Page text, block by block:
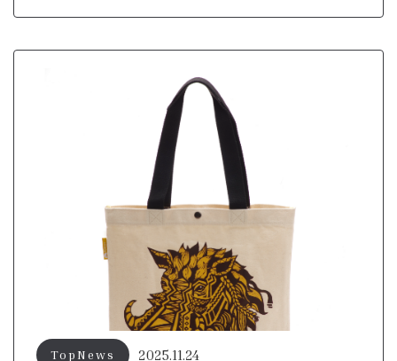
2025.11.24
TopNews